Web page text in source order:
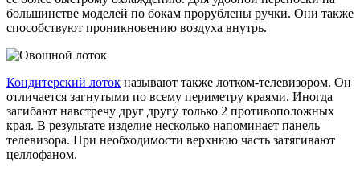
большинстве моделей по бокам прорублены ручки. Они также
способствуют проникновению воздуха внутрь.
Кондитерский лоток называют также лотком-телевизором. Он
отличается загнутыми по всему периметру краями. Иногда
загибают навстречу друг другу только 2 противоположных
края. В результате изделие несколько напоминает панель
телевизора. При необходимости верхнюю часть затягивают
целлофаном.